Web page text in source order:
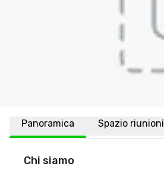
Panoramica Spazio riunioni
Chi siamo